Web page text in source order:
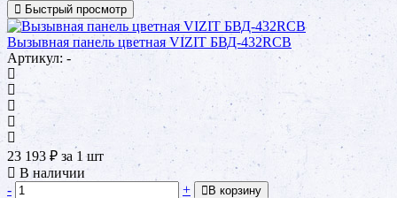
Быстрый просмотр
Вызывная панель цветная VIZIT БВД-432RCB
Артикул: -
23 193 ₽ за 1 шт
В наличии
-
+ В корзину